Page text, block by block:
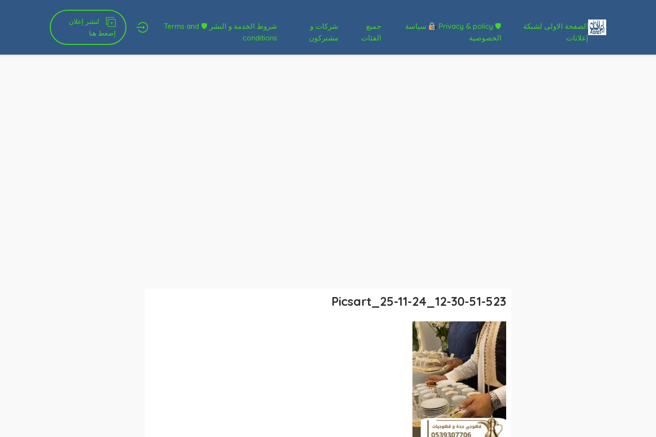
الصفحة الاولى لشبكة
إعلانات
🛡 Privacy & policy
سياسة
الخصوصية
جميع
الفئات
شركات و
مشتركون
شروط الخدمة و النشر 🛡 Terms and
conditions
لنشر إعلان
إضغط هنا
Picsart_25-11-24_12-30-51-523